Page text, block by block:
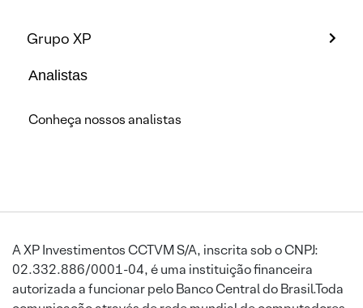
Grupo XP
Analistas
Conheça nossos analistas
A XP Investimentos CCTVM S/A, inscrita sob o CNPJ:
02.332.886/0001-04, é uma instituição financeira
autorizada a funcionar pelo Banco Central do Brasil.Toda